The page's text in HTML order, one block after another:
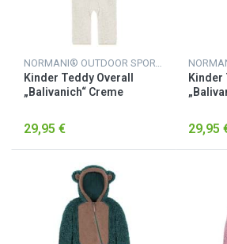
Kinder Teddy Overall
„Balivanich“ Creme
29,95 €
Kinder
29,95